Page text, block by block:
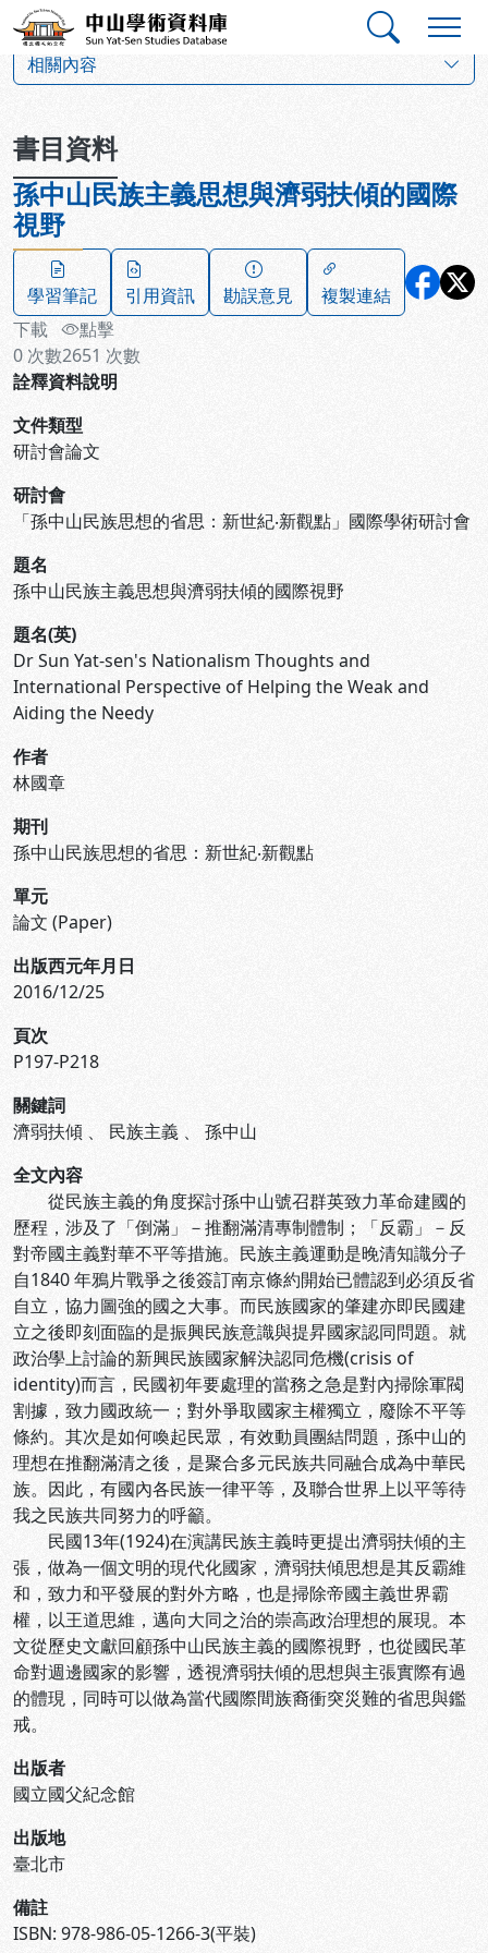
跳到主要內容
中山學術資料庫
相關內容
書目資料
孫中山民族主義思想與濟弱扶傾的國際
視野
學習筆記 引用資訊 勘誤意見
複製連結
下載
0 次數
點擊
2651 次數
詮釋資料說明
文件類型
研討會論文
研討會
「孫中山民族思想的省思：新世紀‧新觀點」國際學術研討會
題名
孫中山民族主義思想與濟弱扶傾的國際視野
題名(英)
Dr Sun Yat-sen's Nationalism Thoughts and
International Perspective of Helping the Weak and
Aiding the Needy
作者
林國章
期刊
孫中山民族思想的省思：新世紀‧新觀點
單元
論文 (Paper)
出版西元年月日
2016/12/25
頁次
P197-P218
關鍵詞
濟弱扶傾 、 民族主義 、 孫中山
全文內容
從民族主義的角度探討孫中山號召群英致力革命建國的
歷程，涉及了「倒滿」－推翻滿清專制體制；「反霸」－反
對帝國主義對華不平等措施。民族主義運動是晚清知識分子
自1840 年鴉片戰爭之後簽訂南京條約開始已體認到必須反省
自立，協力圖強的國之大事。而民族國家的肇建亦即民國建
立之後即刻面臨的是振興民族意識與提昇國家認同問題。就
政治學上討論的新興民族國家解決認同危機(crisis of
identity)而言，民國初年要處理的當務之急是對內掃除軍閥
割據，致力國政統一；對外爭取國家主權獨立，廢除不平等
條約。其次是如何喚起民眾，有效動員團結問題，孫中山的
理想在推翻滿清之後，是聚合多元民族共同融合成為中華民
族。因此，有國內各民族一律平等，及聯合世界上以平等待
我之民族共同努力的呼籲。
民國13年(1924)在演講民族主義時更提出濟弱扶傾的主
張，做為一個文明的現代化國家，濟弱扶傾思想是其反霸維
和，致力和平發展的對外方略，也是掃除帝國主義世界霸
權，以王道思維，邁向大同之治的崇高政治理想的展現。本
文從歷史文獻回顧孫中山民族主義的國際視野，也從國民革
命對週邊國家的影響，透視濟弱扶傾的思想與主張實際有過
的體現，同時可以做為當代國際間族裔衝突災難的省思與鑑
戒。
出版者
國立國父紀念館
出版地
臺北市
備註
ISBN: 978-986-05-1266-3(平裝)